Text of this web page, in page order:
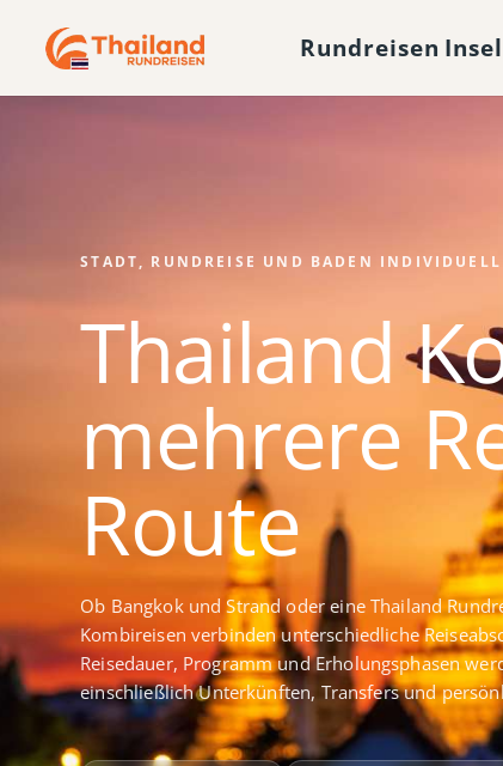
Rundreisen
STADT, RUNDREISE UND BADEN
Thailand
mehrere
Route
Ob Bangkok und Strand oder eine Thailand
Kombireisen verbinden unterschiedliche
Reisedauer, Programm und Erholungsphasen
einschließlich Unterkünften, Transfers und